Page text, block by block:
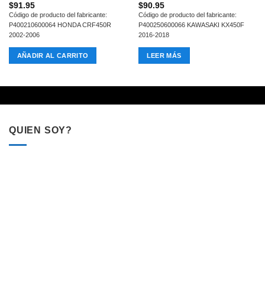
$91.95
Código de producto del fabricante:
P400210600064 HONDA CRF450R
2002-2006
AÑADIR AL CARRITO
$90.95
Código de producto del fabricante:
P400250600066 KAWASAKI KX450F
2016-2018
LEER MÁS
QUIEN SOY?